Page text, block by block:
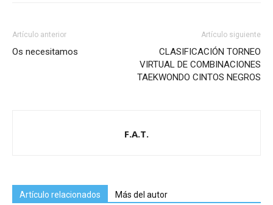
Artículo anterior
Os necesitamos
Artículo siguiente
CLASIFICACIÓN TORNEO
VIRTUAL DE COMBINACIONES
TAEKWONDO CINTOS NEGROS
F.A.T.
Artículo relacionados Más del autor